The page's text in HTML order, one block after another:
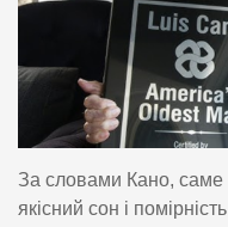
За словами Кано, саме
якісний сон і